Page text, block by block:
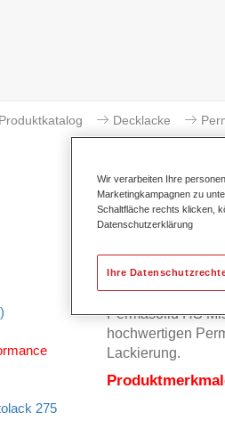
Produktkatalog Decklacke
275
Permasolid HS
hochwertigen
Lackierung.
Wir verarbeiten Ihre
Marketingkampagnen zu
Schaltfläche rechts klicken,
Datenschutzerklärung
Ihre